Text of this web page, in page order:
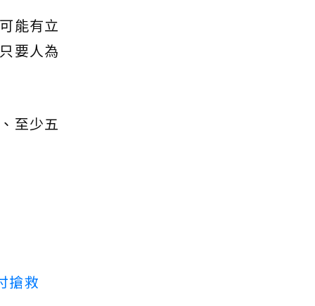
能有立
要人為
至少五
搶救